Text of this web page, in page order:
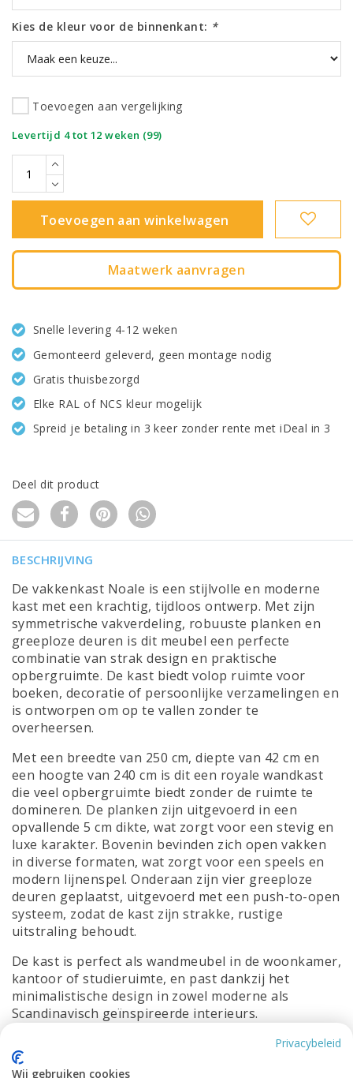
Kies de kleur voor de binnenkant: *
Toevoegen aan vergelijking
Levertijd 4 tot 12 weken (99)
Toevoegen aan winkelwagen
Maatwerk aanvragen
Snelle levering 4-12 weken
Gemonteerd geleverd, geen montage nodig
Gratis thuisbezorgd
Elke RAL of NCS kleur mogelijk
Spreid je betaling in 3 keer zonder rente met iDeal in 3
Deel dit product
BESCHRIJVING
De vakkenkast Noale is een stijlvolle en moderne
kast met een krachtig, tijdloos ontwerp. Met zijn
symmetrische vakverdeling, robuuste planken en
greeploze deuren is dit meubel een perfecte
combinatie van strak design en praktische
opbergruimte. De kast biedt volop ruimte voor
boeken, decoratie of persoonlijke verzamelingen en
is ontworpen om op te vallen zonder te
overheersen.
Met een breedte van 250 cm, diepte van 42 cm en
een hoogte van 240 cm is dit een royale wandkast
die veel opbergruimte biedt zonder de ruimte te
domineren. De planken zijn uitgevoerd in een
opvallende 5 cm dikte, wat zorgt voor een stevig en
luxe karakter. Bovenin bevinden zich open vakken
in diverse formaten, wat zorgt voor een speels en
modern lijnenspel. Onderaan zijn vier greeploze
deuren geplaatst, uitgevoerd met een push-to-open
systeem, zodat de kast zijn strakke, rustige
uitstraling behoudt.
De kast is perfect als wandmeubel in de woonkamer,
kantoor of studieruimte, en past dankzij het
minimalistische design in zowel moderne als
Scandinavisch geïnspireerde interieurs.
Zoals bij al onze meubels is ook de Noale kast
volledig aan te passen aan jouw wensen. De kast
Privacybeleid
Wij gebruiken cookies